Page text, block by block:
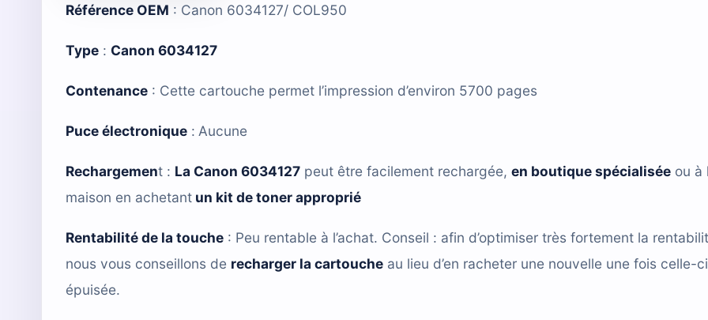
Référence OEM : Canon 6034127/ COL950
Type : Canon 6034127
Contenance : Cette cartouche permet l’impression d’environ 5700 pages
Puce électronique : Aucune
Rechargement : La Canon 6034127 peut être facilement rechargée, en boutique spécialisée ou à
maison en achetant un kit de toner approprié
Rentabilité de la touche : Peu rentable à l’achat. Conseil : afin d’optimiser très fortement la
nous vous conseillons de recharger la cartouche au lieu d’en racheter une nouvelle une fois celle-ci
épuisée.